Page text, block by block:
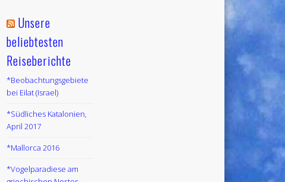
Unsere
beliebtesten
Reiseberichte
*Beobachtungsgebiete
bei Eilat (Israel)
*Südliches Katalonien,
April 2017
*Mallorca 2016
*Vogelparadiese am